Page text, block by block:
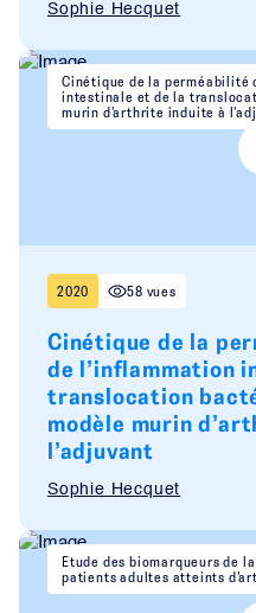
Sophie Hecquet
Cinétique de la perméabilité
intestinale et de la
murin d’arthrite induite à
2020 58 vues
Cinétique de la
de l’inflammation
translocation
modèle murin
l’adjuvant
Sophie Hecquet
Etude des biomarqueurs de
patients adultes atteints